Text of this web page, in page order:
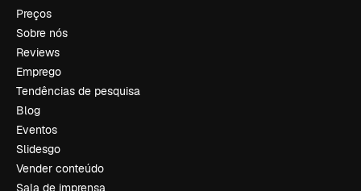
Preços
Sobre nós
Reviews
Emprego
Tendências de pesquisa
Blog
Eventos
Slidesgo
Vender conteúdo
Sala de imprensa